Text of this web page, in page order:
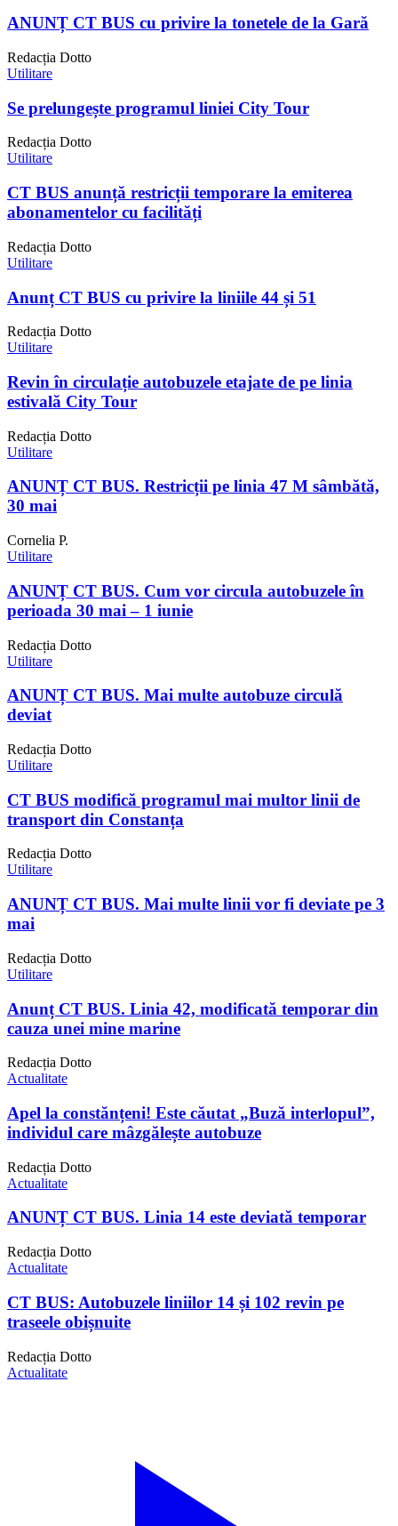
ANUNȚ CT BUS cu privire la tonetele de la Gară
Redacția Dotto
Utilitare
Se prelungește programul liniei City Tour
Redacția Dotto
Utilitare
CT BUS anunță restricții temporare la emiterea
abonamentelor cu facilități
Redacția Dotto
Utilitare
Anunț CT BUS cu privire la liniile 44 și 51
Redacția Dotto
Utilitare
Revin în circulație autobuzele etajate de pe linia
estivală City Tour
Redacția Dotto
Utilitare
ANUNȚ CT BUS. Restricții pe linia 47 M sâmbătă,
30 mai
Cornelia P.
Utilitare
ANUNȚ CT BUS. Cum vor circula autobuzele în
perioada 30 mai – 1 iunie
Redacția Dotto
Utilitare
ANUNȚ CT BUS. Mai multe autobuze circulă
deviat
Redacția Dotto
Utilitare
CT BUS modifică programul mai multor linii de
transport din Constanța
Redacția Dotto
Utilitare
ANUNȚ CT BUS. Mai multe linii vor fi deviate pe 3
mai
Redacția Dotto
Utilitare
Anunț CT BUS. Linia 42, modificată temporar din
cauza unei mine marine
Redacția Dotto
Actualitate
Apel la constănțeni! Este căutat „Buză interlopul”,
individul care mâzgălește autobuze
Redacția Dotto
Actualitate
ANUNȚ CT BUS. Linia 14 este deviată temporar
Redacția Dotto
Actualitate
CT BUS: Autobuzele liniilor 14 și 102 revin pe
traseele obișnuite
Redacția Dotto
Actualitate